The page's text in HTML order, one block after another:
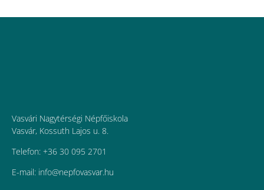
Vasvári Nagytérségi Népfőiskola
Vasvár, Kossuth Lajos u. 8.
Telefon: +36 30 095 2701
E-mail: uh.ravsavofpen@ofni